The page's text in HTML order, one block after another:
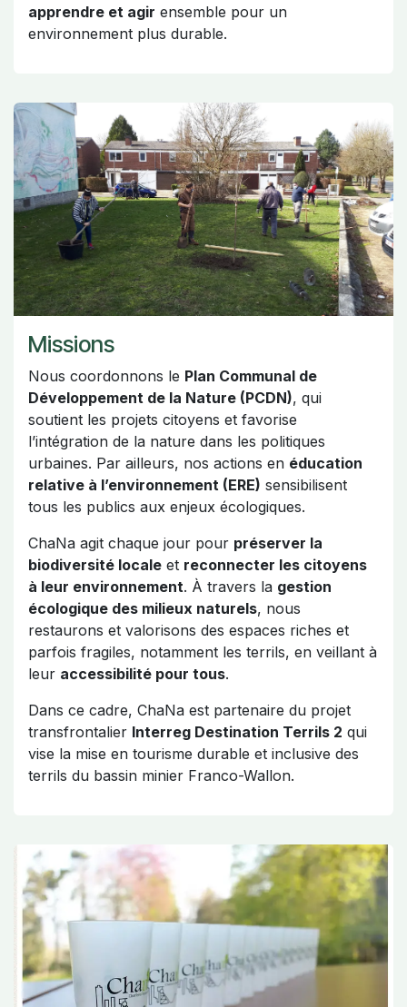
apprendre et agir ensemble pour un
environnement plus durable.
Missions
Nous coordonnons le Plan Communal de
Développement de la Nature (PCDN), qui
soutient les projets citoyens et favorise
l’intégration de la nature dans les politiques
urbaines. Par ailleurs, nos actions en éducation
relative à l’environnement (ERE) sensibilisent
tous les publics aux enjeux écologiques.
ChaNa agit chaque jour pour préserver la
biodiversité locale et reconnecter les citoyens
à leur environnement. À travers la gestion
écologique des milieux naturels, nous
restaurons et valorisons des espaces riches et
parfois fragiles, notamment les terrils, en veillant à
leur accessibilité pour tous.
Dans ce cadre, ChaNa est partenaire du projet
transfrontalier Interreg Destination Terrils 2 qui
vise la mise en tourisme durable et inclusive des
terrils du bassin minier Franco-Wallon.